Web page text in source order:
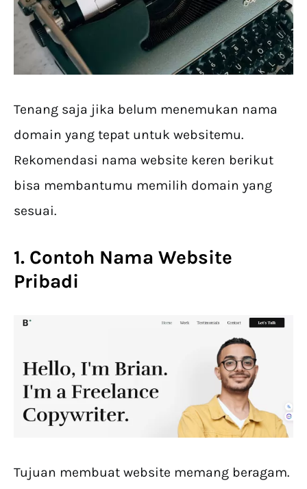
Tenang saja jika belum menemukan nama
domain yang tepat untuk websitemu.
Rekomendasi nama website keren berikut
bisa membantumu memilih domain yang
sesuai.
1. Contoh Nama Website
Pribadi
Tujuan membuat website memang beragam.